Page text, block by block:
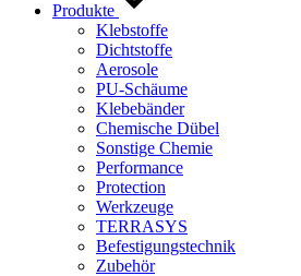
Produkte
Klebstoffe
Dichtstoffe
Aerosole
PU-Schäume
Klebebänder
Chemische Dübel
Sonstige Chemie
Performance
Protection
Werkzeuge
TERRASYS
Befestigungstechnik
Zubehör